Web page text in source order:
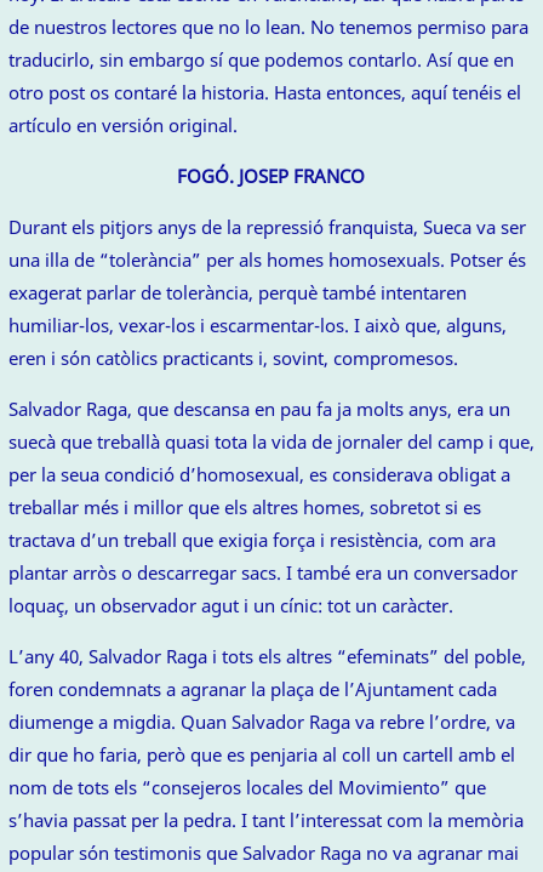
de nuestros lectores que no lo lean. No tenemos permiso para
traducirlo, sin embargo sí que podemos contarlo. Así que en
otro post os contaré la historia. Hasta entonces, aquí tenéis el
artículo en versión original.
FOGÓ. JOSEP FRANCO
Durant els pitjors anys de la repressió franquista, Sueca va ser
una illa de “tolerància” per als homes homosexuals. Potser és
exagerat parlar de tolerància, perquè també intentaren
humiliar-los, vexar-los i escarmentar-los. I això que, alguns,
eren i són catòlics practicants i, sovint, compromesos.
Salvador Raga, que descansa en pau fa ja molts anys, era un
suecà que treballà quasi tota la vida de jornaler del camp i que,
per la seua condició d’homosexual, es considerava obligat a
treballar més i millor que els altres homes, sobretot si es
tractava d’un treball que exigia força i resistència, com ara
plantar arròs o descarregar sacs. I també era un conversador
loquaç, un observador agut i un cínic: tot un caràcter.
L’any 40, Salvador Raga i tots els altres “efeminats” del poble,
foren condemnats a agranar la plaça de l’Ajuntament cada
diumenge a migdia. Quan Salvador Raga va rebre l’ordre, va
dir que ho faria, però que es penjaria al coll un cartell amb el
nom de tots els “consejeros locales del Movimiento” que
s’havia passat per la pedra. I tant l’interessat com la memòria
popular són testimonis que Salvador Raga no va agranar mai